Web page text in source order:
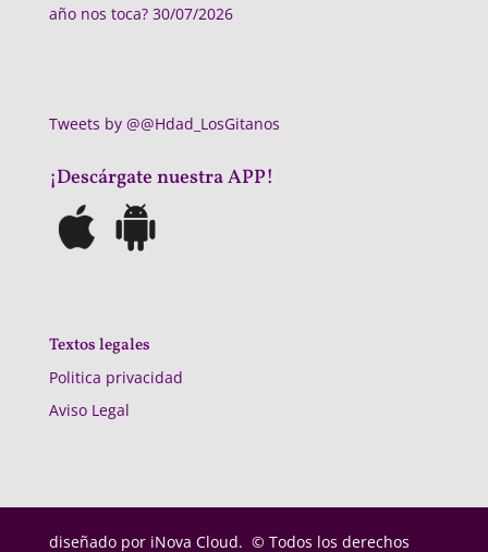
año nos toca? 30/07/2026
Tweets by @@Hdad_LosGitanos
¡Descárgate nuestra APP!
Textos legales
Politica privacidad
Aviso Legal
diseñado por iNova Cloud. © Todos los derechos